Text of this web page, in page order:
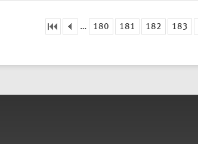
… 180 181 182 183